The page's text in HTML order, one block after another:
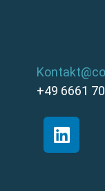
+49 6661